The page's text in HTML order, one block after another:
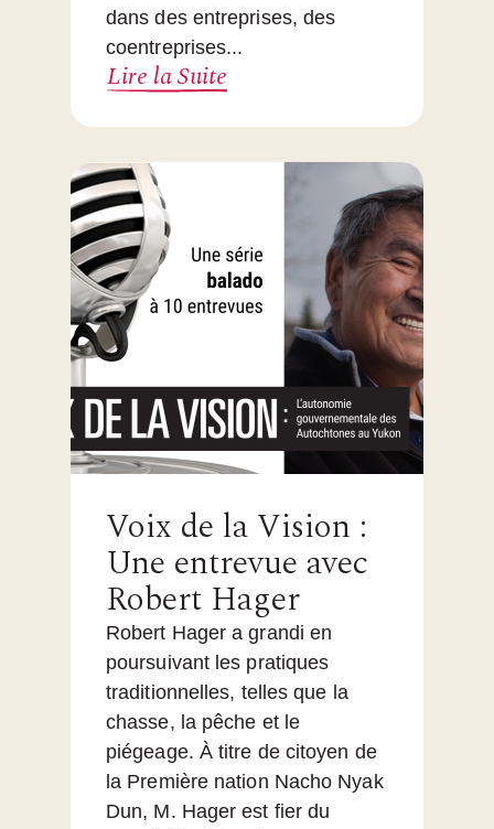
dans des entreprises, des
coentreprises...
Lire la Suite
Voix de la Vision :
Une entrevue avec
Robert Hager
Robert Hager a grandi en
poursuivant les pratiques
traditionnelles, telles que la
chasse, la pêche et le
piégeage. À titre de citoyen de
la Première nation Nacho Nyak
Dun, M. Hager est fier du